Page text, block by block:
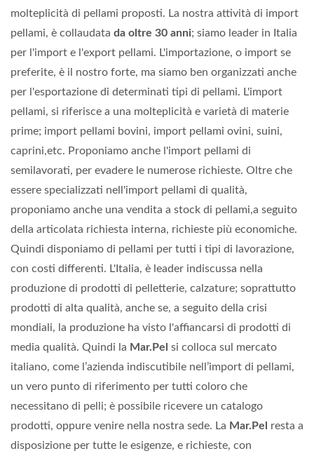
molteplicità di pellami proposti. La nostra attività di import
pellami, è collaudata da oltre 30 anni; siamo leader in Italia
per l'import e l'export pellami. L'importazione, o import se
preferite, è il nostro forte, ma siamo ben organizzati anche
per l'esportazione di determinati tipi di pellami. L'import
pellami, si riferisce a una molteplicità e varietà di materie
prime; import pellami bovini, import pellami ovini, suini,
caprini,etc. Proponiamo anche l'import pellami di
semilavorati, per evadere le numerose richieste. Oltre che
essere specializzati nell'import pellami di qualità,
proponiamo anche una vendita a stock di pellami,a seguito
della articolata richiesta interna, richieste più economiche.
Quindi disponiamo di pellami per tutti i tipi di lavorazione,
con costi differenti. L'Italia, è leader indiscussa nella
produzione di prodotti di pelletterie, calzature; soprattutto
prodotti di alta qualità, anche se, a seguito della crisi
mondiali, la produzione ha visto l'affiancarsi di prodotti di
media qualità. Quindi la Mar.Pel si colloca sul mercato
italiano, come l’azienda indiscutibile nell’import di pellami,
un vero punto di riferimento per tutti coloro che
necessitano di pelli; è possibile ricevere un catalogo
prodotti, oppure venire nella nostra sede. La Mar.Pel
resta a
disposizione per tutte le esigenze, e richieste, con